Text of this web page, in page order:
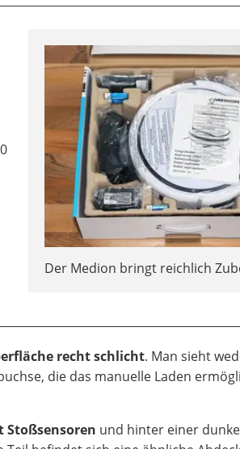
Der Medion bringt reichlich
recht schlicht. Man sieht
die das manuelle Laden
Stoßsensoren und hinter einer